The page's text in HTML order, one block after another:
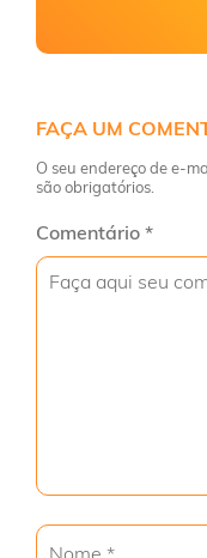
FAÇA UM
O seu endereço de e-
são obrigatórios.
Comentário *